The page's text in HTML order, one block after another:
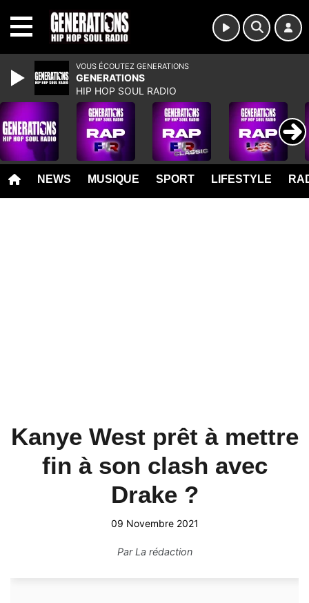
NEWS MUSIQUE SPORT LIFESTYLE
Kanye West prêt à mettre
fin à son clash avec
Drake ?
09 Novembre 2021
ParLa rédaction
VOUS ÉCOUTEZ GENERATIONS
GENERATIONS
HIP HOP SOUL RADIO